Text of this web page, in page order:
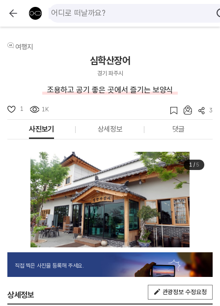
여행지
심학산장어
경기 파주시
조용하고 공기 좋은 곳에서 즐기는 보양식
1 1K 3
사진보기 상세정보 댓글
1/ 5
직접 찍은 사진을 등록해 주세요.
상세정보 관광정보 수정요청